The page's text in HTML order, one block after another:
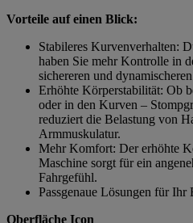
Vorteile auf einen Blick:
Stabileres Kurvenverhalten:
haben Sie mehr Kontrolle in
sichereren und
Erhöhte Körperstabilität: Ob
oder in den Kurven –
reduziert die Belastung von
Armmuskulatur.
Mehr Komfort: Der erhöhte
Maschine sorgt für ein
Fahrgefühl.
Passgenaue Lösungen für Ihr
Oberfläche Icon